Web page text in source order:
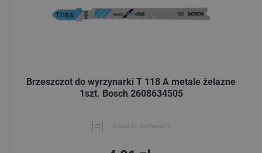
Brzeszczot do wyrzynarki T 118 A metale żelazne
1szt. Bosch 2608634505
dodaj do porównania